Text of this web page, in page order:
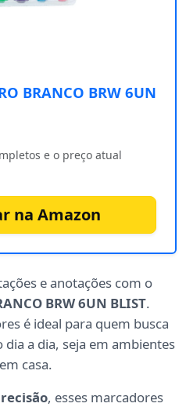
BRANCO BRW 6UN
e o preço atual
na Amazon
e anotações com o
BRW 6UN BLIST.
é ideal para quem busca
a dia, seja em ambientes
casa.
, esses marcadores